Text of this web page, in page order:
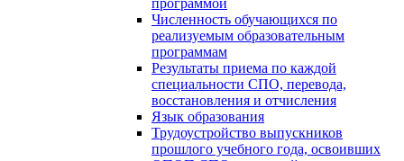
программой
Численность обучающихся по
реализуемым образовательным
программам
Результаты приема по каждой
специальности СПО, перевода,
восстановления и отчисления
Язык образования
Трудоустройство выпускников
прошлого учебного года, освоивших